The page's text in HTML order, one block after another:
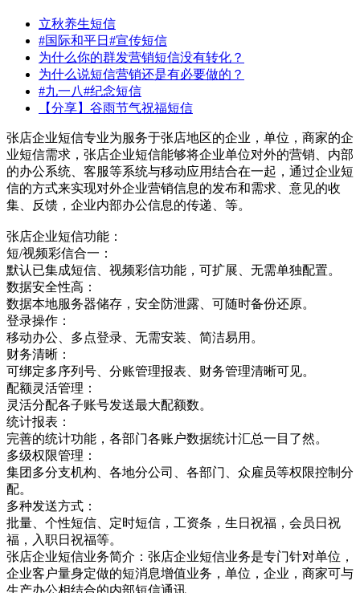
立秋养生短信
#国际和平日#宣传短信
为什么你的群发营销短信没有转化？
为什么说短信营销还是有必要做的？
#九一八#纪念短信
【分享】谷雨节气祝福短信
张店企业短信专业为服务于张店地区的企业，单位，商家的企
业短信需求，张店企业短信能够将企业单位对外的营销、内部
的办公系统、客服等系统与移动应用结合在一起，通过企业短
信的方式来实现对外企业营销信息的发布和需求、意见的收
集、反馈，企业内部办公信息的传递、等。
张店企业短信功能：
短/视频彩信合一：
默认已集成短信、视频彩信功能，可扩展、无需单独配置。
数据安全性高：
数据本地服务器储存，安全防泄露、可随时备份还原。
登录操作：
移动办公、多点登录、无需安装、简洁易用。
财务清晰：
可绑定多序列号、分账管理报表、财务管理清晰可见。
配额灵活管理：
灵活分配各子账号发送最大配额数。
统计报表：
完善的统计功能，各部门各账户数据统计汇总一目了然。
多级权限管理：
集团多分支机构、各地分公司、各部门、众雇员等权限控制分
配。
多种发送方式：
批量、个性短信、定时短信，工资条，生日祝福，会员日祝
福，入职日祝福等。
张店企业短信业务简介：张店企业短信业务是专门针对单位，
企业客户量身定做的短消息增值业务，单位，企业，商家可与
生产办公相结合的内部短信通讯，